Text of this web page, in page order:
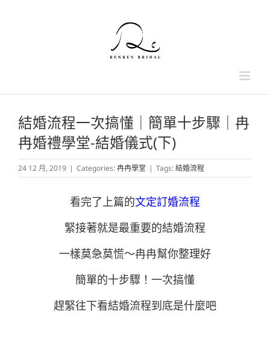
結婚流程一次搞懂｜簡單十步驟｜冉
冉婚禮學堂-結婚儀式(下)
24 12 月, 2019 | Categories:冉冉學堂 | Tags:結婚流程
看完了上篇的文定訂婚流程
緊接著就是最重要的結婚流程
一樣莫急莫慌～冉冉幫你整理好
簡單的十步驟！一次搞懂
趕緊往下看結婚流程到底是什麼吧